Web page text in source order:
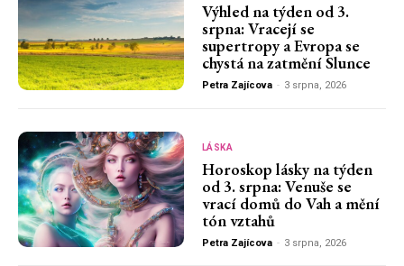
Výhled na týden od 3.
srpna: Vracejí se
supertropy a Evropa se
chystá na zatmění Slunce
Petra Zajícova - 3 srpna, 2026
LÁSKA
Horoskop lásky na týden
od 3. srpna: Venuše se
vrací domů do Vah a mění
tón vztahů
Petra Zajícova - 3 srpna, 2026